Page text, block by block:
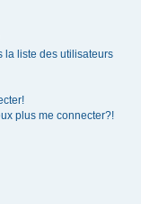
la liste des utilisateurs
plus me connecter?!